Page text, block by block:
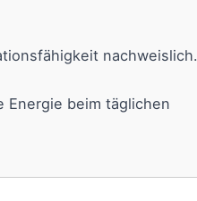
nachweislich.
Energie beim täglichen